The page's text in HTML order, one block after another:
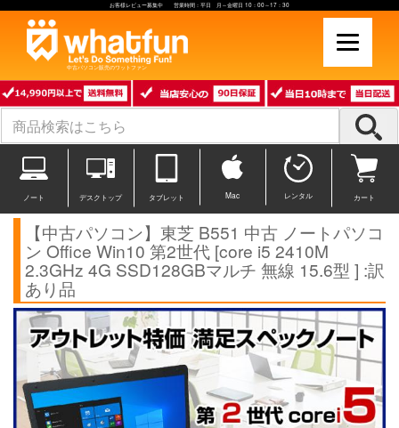
お客様レビュー募集中 営業時間：平日 月～金曜日 10：00～17：30
中古パソコン販売のワットファン
ノート デスクトップ タブレット Mac レンタル カート
【中古パソコン】東芝 B551 中古 ノートパソコ
ン Office Win10 第2世代 [core i5 2410M
2.3GHz 4G SSD128GBマルチ 無線 15.6型 ] :訳
あり品